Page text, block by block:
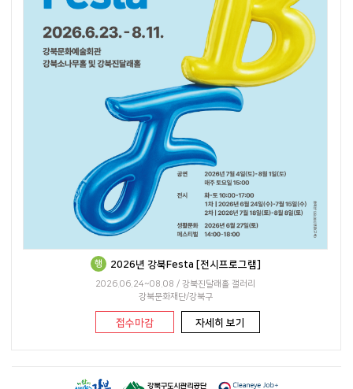
행 2026년 강북Festa [전시프로그램]
2026.06.24~08.08 / 강북진달래홀 갤러리
강북문화재단/강북구
접수마감 자세히 보기